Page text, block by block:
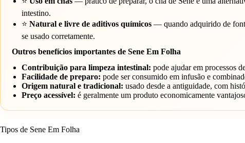
intestino.
⭐Natural e livre de aditivos químicos — quando adquirido de
se usado corretamente.
Outros benefícios importantes de Sene Em Folha
Contribuição para limpeza intestinal: pode ajudar em processos
Facilidade de preparo: pode ser consumido em infusão e
Origem natural e tradicional: usado desde a antiguidade, com
Preço acessível: é geralmente um produto economicamente
Tipos de Sene Em Folha